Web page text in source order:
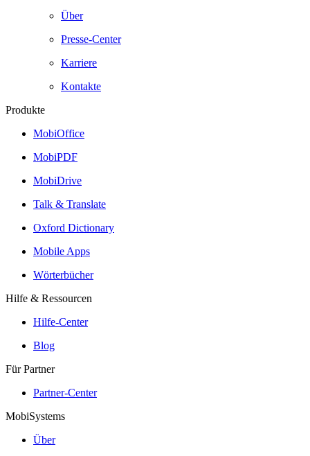
Über
Presse-Center
Karriere
Kontakte
Produkte
MobiOffice
MobiPDF
MobiDrive
Talk & Translate
Oxford Dictionary
Mobile Apps
Wörterbücher
Hilfe & Ressourcen
Hilfe-Center
Blog
Für Partner
Partner-Center
MobiSystems
Über